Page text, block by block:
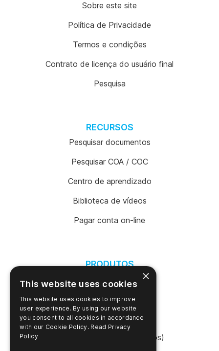
Sobre este site
Política de Privacidade
Termos e condições
Contrato de licença do usuário final
Pesquisa
RECURSOS
Pesquisar documentos
Pesquisar COA / COC
Centro de aprendizado
Biblioteca de vídeos
Pagar conta on-line
PRODUTOS
Suporte
Localizador de produtos
Login da SureTrend
Shop Online (Estados Unidos)
×
This website uses cookies
This website uses cookies to improve
user experience. By using our website
you consent to all cookies in accordance
with our Cookie Policy. Read Privacy
Policy